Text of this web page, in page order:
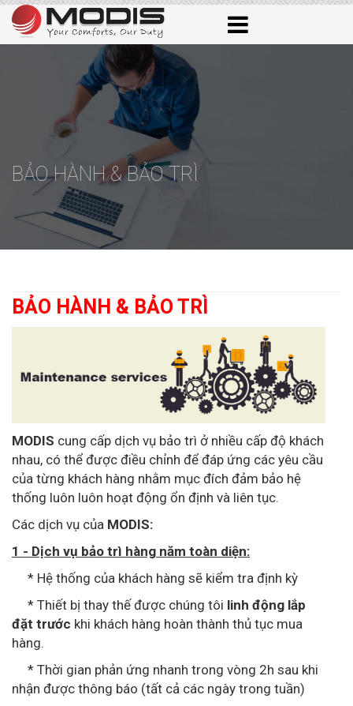
BẢO HÀNH & BẢO TRÌ
BẢO HÀNH & BẢO TRÌ
MODIS cung cấp dịch vụ bảo trì ở nhiều cấp độ khách
nhau, có thể được điều chỉnh để đáp ứng các yêu cầu
của từng khách hàng nhằm mục đích đảm bảo hệ
thống luôn luôn hoạt động ổn định và liên tục.
Các dịch vụ của MODIS:
1 - Dịch vụ bảo trì hàng năm toàn diện:
* Hệ thống của khách hàng sẽ kiểm tra định kỳ
* Thiết bị thay thế được chúng tôi linh động lắp
đặt trước khi khách hàng hoàn thành thủ tục mua
hàng.
* Thời gian phản ứng nhanh trong vòng 2h sau khi
nhận được thông báo (tất cả các ngày trong tuần)